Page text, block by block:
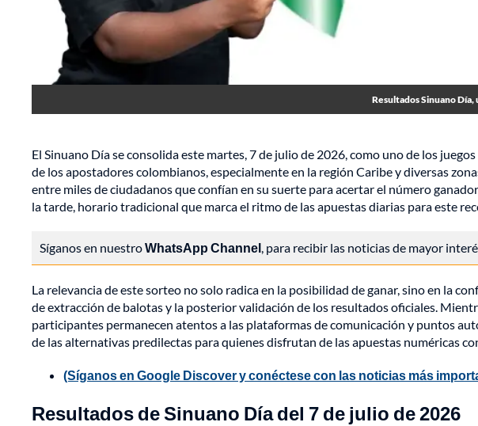
Resultados Sinuano
El Sinuano Día se consolida este martes, 7 de julio de 2026, como uno de los
de los apostadores colombianos, especialmente en la región Caribe y diversas
entre miles de ciudadanos que confían en su suerte para acertar el número
la tarde, horario tradicional que marca el ritmo de las apuestas diarias para este
Síganos en nuestroWhatsApp Channel, para recibir las noticias de mayor
La relevancia de este sorteo no solo radica en la posibilidad de ganar, sino en la
de extracción de balotas y la posterior validación de los resultados oficiales.
participantes permanecen atentos a las plataformas de comunicación y puntos
de las alternativas predilectas para quienes disfrutan de las apuestas numéricas
(Síganos en Google Discover y conéctese con las noticias más
Resultados de Sinuano Día del 7 de julio de 2026